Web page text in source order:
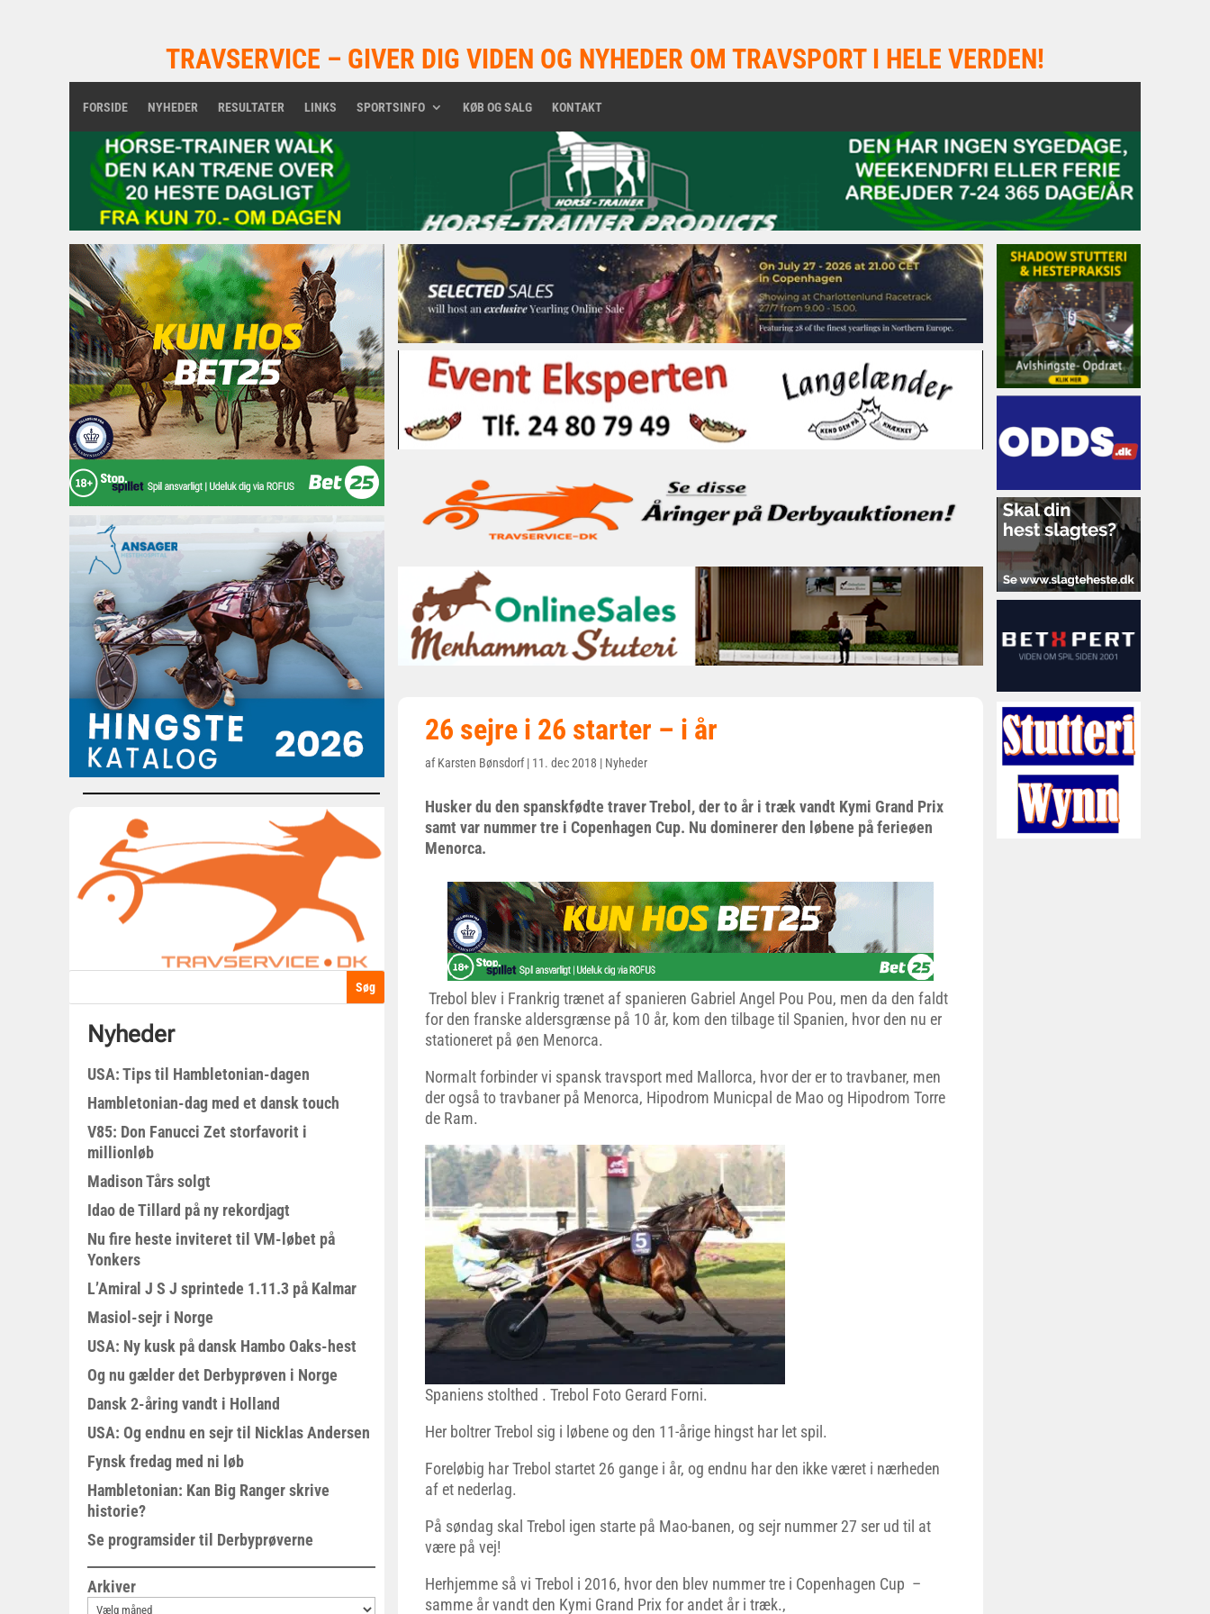
TRAVSERVICE – GIVER DIG VIDEN OG NYHEDER OM TRAVSPORT I HELE VERDEN!
FORSIDE NYHEDER RESULTATER LINKS SPORTSINFO KØB OG SALG KONTAKT
Nyheder
USA: Tips til Hambletonian-dagen
Hambletonian-dag med et dansk touch
V85: Don Fanucci Zet storfavorit i
millionløb
Madison Tårs solgt
Idao de Tillard på ny rekordjagt
Nu fire heste inviteret til VM-løbet på
Yonkers
L’Amiral J S J sprintede 1.11.3 på Kalmar
Masiol-sejr i Norge
USA: Ny kusk på dansk Hambo Oaks-hest
Og nu gælder det Derbyprøven i Norge
Dansk 2-åring vandt i Holland
USA: Og endnu en sejr til Nicklas Andersen
Fynsk fredag med ni løb
Hambletonian: Kan Big Ranger skrive
historie?
Se programsider til Derbyprøverne
Arkiver
26 sejre i 26 starter – i år
afKarsten Bønsdorf| 11. dec 2018 | Nyheder
Husker du den spanskfødte traver Trebol, der to år i træk vandt Kymi Grand Prix
samt var nummer tre i Copenhagen Cup. Nu dominerer den løbene på ferieøen
Menorca.
Trebol blev i Frankrig trænet af spanieren Gabriel Angel Pou Pou, men da den faldt
for den franske aldersgrænse på 10 år, kom den tilbage til Spanien, hvor den nu er
stationeret på øen Menorca.
Normalt forbinder vi spansk travsport med Mallorca, hvor der er to travbaner, men
der også to travbaner på Menorca, Hipodrom Municpal de Mao og Hipodrom Torre
de Ram.
Spaniens stolthed . Trebol Foto Gerard Forni.
Her boltrer Trebol sig i løbene og den 11-årige hingst har let spil.
Foreløbig har Trebol startet 26 gange i år, og endnu har den ikke været i nærheden
af et nederlag.
På søndag skal Trebol igen starte på Mao-banen, og sejr nummer 27 ser ud til at
være på vej!
Herhjemme så vi Trebol i 2016, hvor den blev nummer tre i Copenhagen Cup –
samme år vandt den Kymi Grand Prix for andet år i træk.,